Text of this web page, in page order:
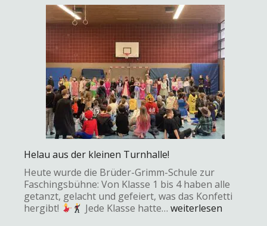
Helau aus der kleinen Turnhalle!
Heute wurde die Brüder-Grimm-Schule zur
Faschingsbühne: Von Klasse 1 bis 4 haben alle
getanzt, gelacht und gefeiert, was das Konfetti
hergibt!
Jede Klasse hatte…weiterlesen